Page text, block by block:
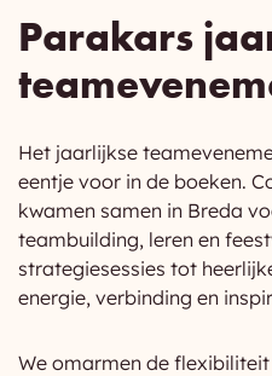
Parakars
Het jaarlijkse
eentje voor in de boeken.
kwamen samen in Breda
teambuilding, leren en
strategiesessies tot
energie, verbinding en
We omarmen de